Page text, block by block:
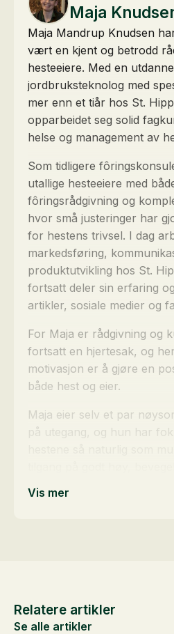
Maja
Maja Mandrup Knudsen
vært en kjent og betrodd
hesteeiere. Med en
jordbruksteknolog med
mer enn et tiår hos St.
opparbeidet seg solid
helse og management av
Som tidligere
utallige hesteeiere med
fôringsrådgivning og
hvor små justeringer har
for hestens trivsel. I dag
markedsføring,
produktutvikling hos St.
fortsatt deler sin erfaring
artikler, sosiale medier og
For Maja er rådgivning og
fortsatt en hjertesak, og
motivasjon er å gjøre en
både hest og eier.
Maja eier selv et par
på utegang, og hun har
Vis mer
Relatere artikler
Se alle artikler